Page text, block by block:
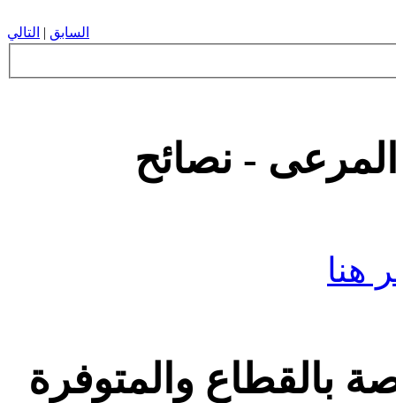
السابق| التالي
- نصائح
هنا
بالقطاع والمتوفرة